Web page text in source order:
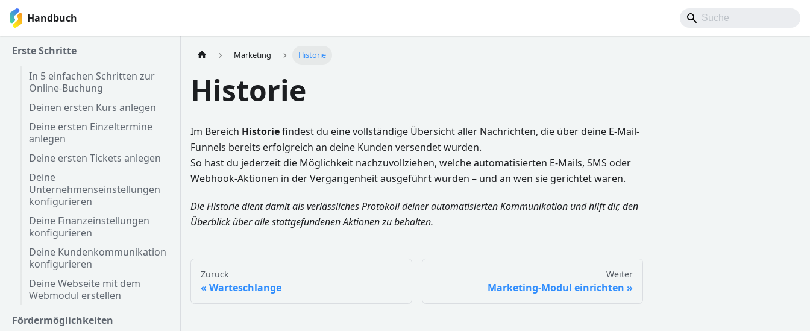
Handbuch
Erste Schritte
In 5 einfachen Schritten zur
Online-Buchung
Deinen ersten Kurs anlegen
Deine ersten Einzeltermine
anlegen
Deine ersten Tickets anlegen
Deine
Unternehmenseinstellungen
konfigurieren
Deine Finanzeinstellungen
konfigurieren
Deine Kundenkommunikation
konfigurieren
Deine Webseite mit dem
Webmodul erstellen
Fördermöglichkeiten
Marketing Historie
Historie
Im Bereich Historiefindest du eine vollständige Übersicht aller Nachrichten, die über deine E-Mail-
Funnels bereits erfolgreich an deine Kunden versendet wurden.
So hast du jederzeit die Möglichkeit nachzuvollziehen, welche automatisierten E-Mails, SMS oder
Webhook-Aktionen in der Vergangenheit ausgeführt wurden – und an wen sie gerichtet waren.
Die Historie dient damit als verlässliches Protokoll deiner automatisierten Kommunikation und hilft dir, den
Überblick über alle stattgefundenen Aktionen zu behalten.
Zurück
Warteschlange
Weiter
Marketing-Modul einrichten